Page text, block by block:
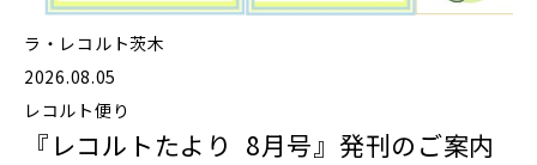
ラ・レコルト茨木
2026.08.05
レコルト便り
『レコルトたより 8月号』発刊のご案内